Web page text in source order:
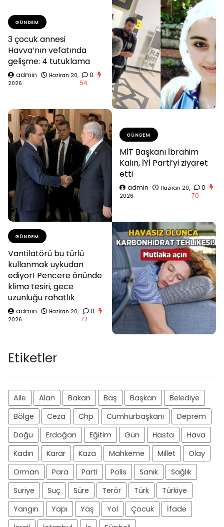
GÜNDEM
3 çocuk annesi
Havva’nın vefatında
gelişme: 4 tutuklama
admin
Haziran 20,
2026
0
54
GÜNDEM
MİT Başkanı İbrahim
Kalın, İYİ Parti’yi ziyaret
etti
admin
Haziran 20,
2026
0
70
GÜNDEM
Vantilatörü bu türlü
kullanmak uykudan
ediyor! Pencere önünde
klima tesiri, gece
uzunluğu rahatlık
admin
Haziran 20,
2026
0
72
Etiketler
Aile Alan Bakan Baş Başkan
Belediye
Bölge
Ceza Chp Cumhurbaşkanı
Deprem
Doğu
Erdoğan Eğitim Gün Hasta
Hava
Kadın
Karar Kaza Mahkeme Millet
Olay
Orman
Para Parti Polis Sanık
Sağlık
Suriye
Suç Süre Terör Türk
Türkiye
Yangın
Yapı Yaş Yol Çocuk
İfade